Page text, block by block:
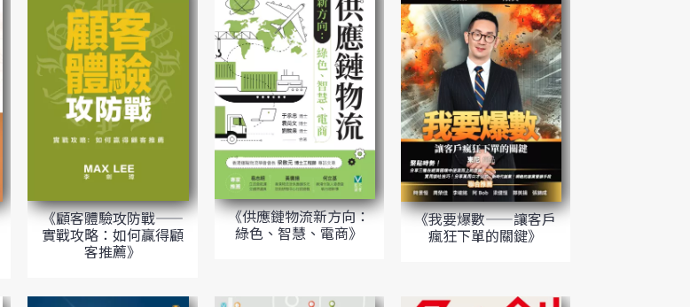
《顧客體驗攻防戰——
實戰攻略：如何贏得顧
客推薦》
《供應鏈物流新方向：
綠色、智慧、電商》
《我要爆數——讓客戶
瘋狂下單的關鍵》